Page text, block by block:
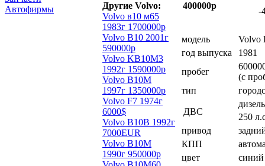
Автофирмы
Другие Volvo:
Volvo в10 м65
1983г 1700000р
Volvo B10 2001г
590000р
Volvo KB10M3
1992г 1590000р
Volvo B10M
1997г 1350000р
Volvo F7 1974г
6000$
Volvo B10B 1992г
7000EUR
Volvo B10M
1990г 950000р
400000р
-
модель
Volvo
год выпуска
1981
пробег
(с
тип
ДВС
250
привод
КПП
цвет
синий